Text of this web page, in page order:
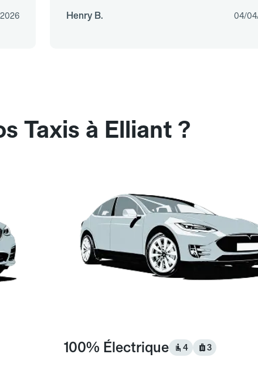
Henry B. 04/
Taxis à Elliant ?
100% Électrique 4 3